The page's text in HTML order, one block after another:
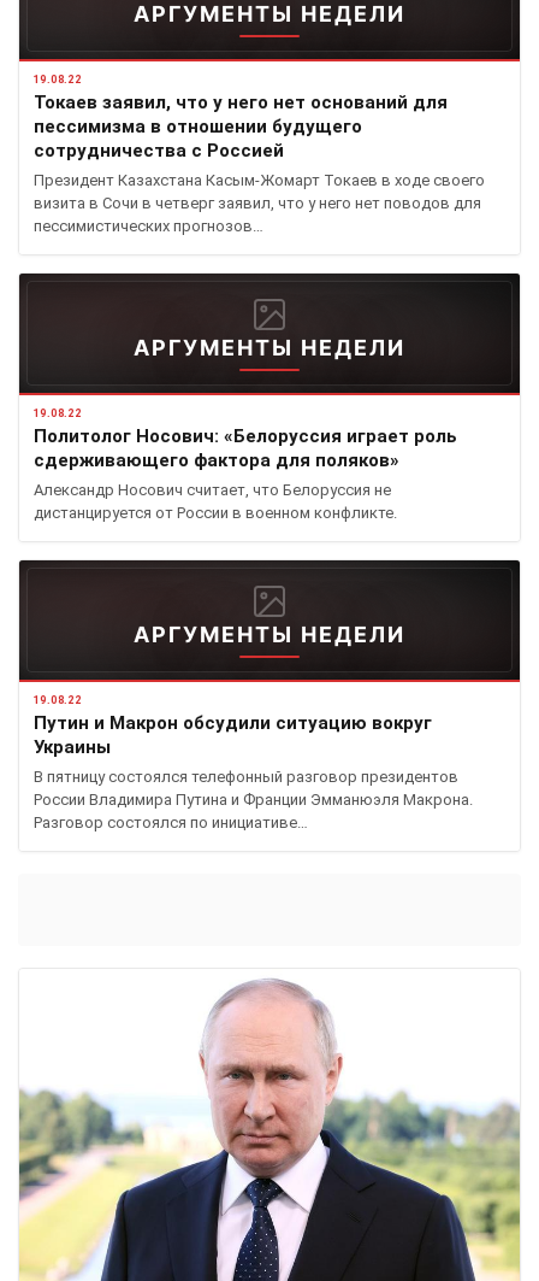
АРГУМЕНТЫ НЕДЕЛИ
19.08.22
Токаев заявил, что у него нет оснований для
пессимизма в отношении будущего
сотрудничества с Россией
Президент Казахстана Касым-Жомарт Токаев в ходе своего
визита в Сочи в четверг заявил, что у него нет поводов для
пессимистических прогнозов…
АРГУМЕНТЫ НЕДЕЛИ
19.08.22
Политолог Носович: «Белоруссия играет роль
сдерживающего фактора для поляков»
Александр Носович считает, что Белоруссия не
дистанцируется от России в военном конфликте.
АРГУМЕНТЫ НЕДЕЛИ
19.08.22
Путин и Макрон обсудили ситуацию вокруг
Украины
В пятницу состоялся телефонный разговор президентов
России Владимира Путина и Франции Эмманюэля Макрона.
Разговор состоялся по инициативе…